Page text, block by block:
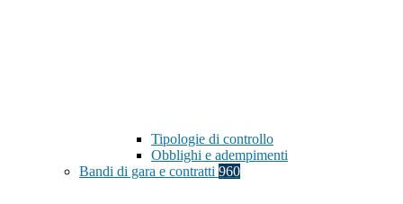
Tipologie di controllo
Obblighi e adempimenti
Bandi di gara e contratti 960